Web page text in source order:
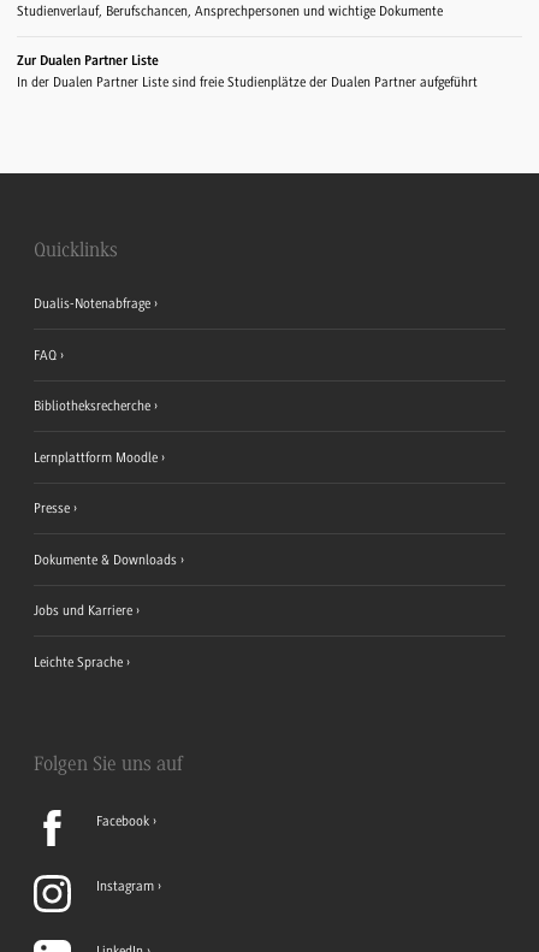
Studienverlauf, Berufschancen, Ansprechpersonen und wichtige Dokumente
Zur Dualen Partner Liste
In der Dualen Partner Liste sind freie Studienplätze der Dualen Partner aufgeführt
Quicklinks
Dualis-Notenabfrage
FAQ
Bibliotheksrecherche
Lernplattform Moodle
Presse
Dokumente & Downloads
Jobs und Karriere
Leichte Sprache
Folgen Sie uns auf
Facebook
Instagram